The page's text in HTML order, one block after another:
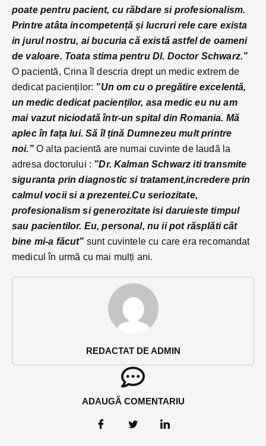
REDACTAT DE ADMIN
ADAUGĂ COMENTARIU
poate pentru pacient, cu răbdare si profesionalism.
Printre atâta incompetență și lucruri rele care exista
in jurul nostru, ai bucuria că există astfel de oameni
de valoare. Toata stima pentru Dl. Doctor Schwarz.”
O pacientă, Crina îl descria drept un medic extrem de
dedicat pacienților: ”Un om cu o pregătire excelentă,
un medic dedicat pacienților, asa medic eu nu am
mai vazut niciodată într-un spital din Romania. Mă
aplec în fața lui. Să îl țină Dumnezeu mult printre
noi.” O alta pacientă are numai cuvinte de laudă la
adresa doctorului : ”Dr. Kalman Schwarz iti transmite
siguranta prin diagnostic si tratament,incredere prin
calmul vocii si a prezentei.Cu seriozitate,
profesionalism si generozitate isi daruieste timpul
sau pacientilor. Eu, personal, nu ii pot răsplăti cât
bine mi-a făcut” sunt cuvintele cu care era recomandat
medicul în urmă cu mai mulți ani.